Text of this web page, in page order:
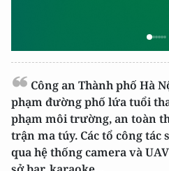
Công an Thành phố Hà
phạm đường phố lứa tuổi
phạm môi trường, an toàn
trận ma túy. Các tổ công tác
qua hệ thống camera và